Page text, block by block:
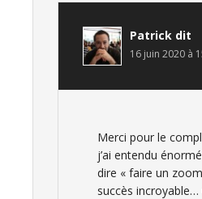
Patrick dit
16 juin 2020 à
Merci pour le
j’ai entendu
dire « faire un zoom
succès